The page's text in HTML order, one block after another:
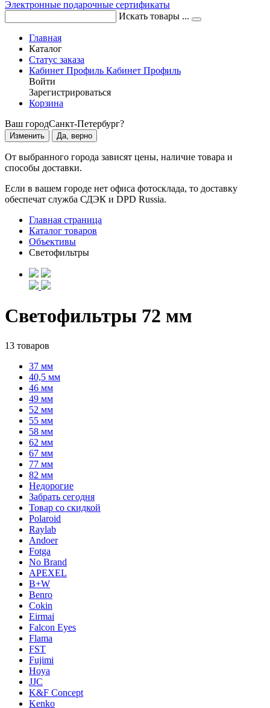
Электронные подарочные сертификаты
Искать товары ...
Главная
Каталог
Статус заказа
Кабинет Профиль Кабинет Профиль
Войти
Зарегистрироваться
Корзина
Ваш городСанкт-Петербург?
Изменить Да, верно
От выбранного города зависят цены, наличие товара и
способы доставки.
Если в вашем городе нет офиса фотосклада, то доставку
обеспечат служба СДЭК и DPD Russia.
Главная страница
Каталог товаров
Объективы
Светофильтры
Светофильтры 72 мм
13 товаров
37 мм
40,5 мм
46 мм
49 мм
52 мм
55 мм
58 мм
62 мм
67 мм
77 мм
82 мм
Недорогие
Забрать сегодня
Товар со скидкой
Polaroid
Raylab
Andoer
Fotga
No Brand
APEXEL
B+W
Benro
Cokin
Eirmai
Falcon Eyes
Flama
FST
Fujimi
Hoya
JJC
K&F Concept
Kenko